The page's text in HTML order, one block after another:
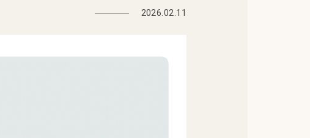
2026.02.11